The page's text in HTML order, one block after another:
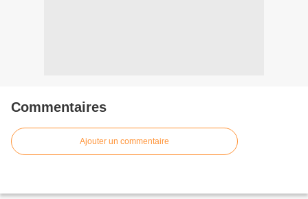
Commentaires
Ajouter un commentaire